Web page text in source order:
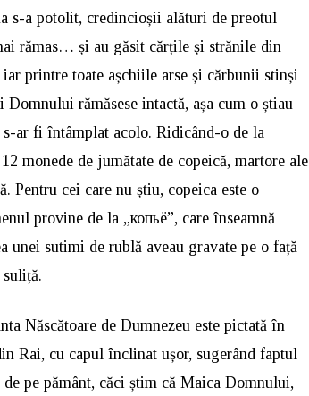
s-a potolit, credincioșii alături de preotul
rămas… și au găsit cărțile și strănile din
printre toate așchiile arse și cărbunii stinși
rămăsese intactă, așa cum o știau
ar fi întâmplat acolo. Ridicând-o de la
monede de jumătate de copeică, martore ale
Pentru cei care nu știu, copeica este o
provine de la „копьё”, care înseamnă
unei sutimi de rublă aveau gravate pe o față
Născătoare de Dumnezeu este pictată în
Rai, cu capul înclinat ușor, sugerând faptul
pe pământ, căci știm că Maica Domnului,